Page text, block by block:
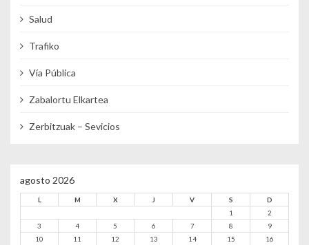
Salud
Trafiko
Vía Pública
Zabalortu Elkartea
Zerbitzuak – Sevicios
agosto 2026
L M X J V S
D
1
2
3
4 5 6 7 8
9
10
11 12 13 14 15 16